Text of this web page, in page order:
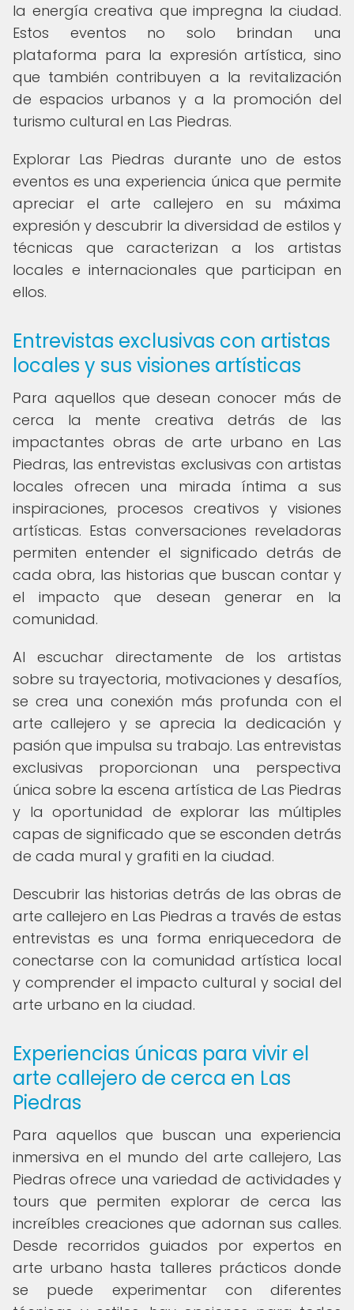
la energía creativa que impregna la ciudad.
Estos eventos no solo brindan una
plataforma para la expresión artística, sino
que también contribuyen a la revitalización
de espacios urbanos y a la promoción del
turismo cultural en Las Piedras.
Explorar Las Piedras durante uno de estos
eventos es una experiencia única que permite
apreciar el arte callejero en su máxima
expresión y descubrir la diversidad de estilos y
técnicas que caracterizan a los artistas
locales e internacionales que participan en
ellos.
Entrevistas exclusivas con artistas
locales y sus visiones artísticas
Para aquellos que desean conocer más de
cerca la mente creativa detrás de las
impactantes obras de arte urbano en Las
Piedras, las entrevistas exclusivas con artistas
locales ofrecen una mirada íntima a sus
inspiraciones, procesos creativos y visiones
artísticas. Estas conversaciones reveladoras
permiten entender el significado detrás de
cada obra, las historias que buscan contar y
el impacto que desean generar en la
comunidad.
Al escuchar directamente de los artistas
sobre su trayectoria, motivaciones y desafíos,
se crea una conexión más profunda con el
arte callejero y se aprecia la dedicación y
pasión que impulsa su trabajo. Las entrevistas
exclusivas proporcionan una perspectiva
única sobre la escena artística de Las Piedras
y la oportunidad de explorar las múltiples
capas de significado que se esconden detrás
de cada mural y grafiti en la ciudad.
Descubrir las historias detrás de las obras de
arte callejero en Las Piedras a través de estas
entrevistas es una forma enriquecedora de
conectarse con la comunidad artística local
y comprender el impacto cultural y social del
arte urbano en la ciudad.
Experiencias únicas para vivir el
arte callejero de cerca en Las
Piedras
Para aquellos que buscan una experiencia
inmersiva en el mundo del arte callejero, Las
Piedras ofrece una variedad de actividades y
tours que permiten explorar de cerca las
increíbles creaciones que adornan sus calles.
Desde recorridos guiados por expertos en
arte urbano hasta talleres prácticos donde
se puede experimentar con diferentes